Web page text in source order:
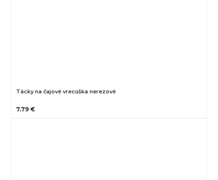
Tácky na čajové vrecúška nerezové
7.79 €